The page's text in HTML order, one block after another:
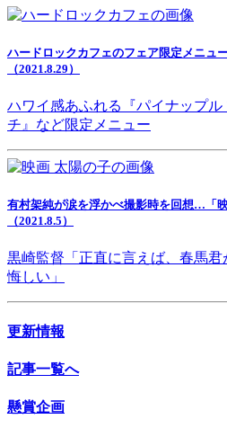
ハードロックカフェのフェア限定メニュ
（2021.8.29）
ハワイ感あふれる『パイナップ
チ』など限定メニュー
有村架純が涙を浮かべ撮影時を回想…「
（2021.8.5）
黒崎監督「正直に言えば、春馬
悔しい」
更新情報
記事一覧へ
懸賞企画